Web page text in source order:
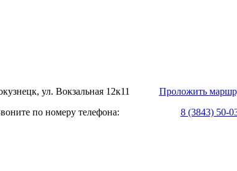
ул. Вокзальная 12к11 Проложить
по номеру телефона: 8 (3843) 50-